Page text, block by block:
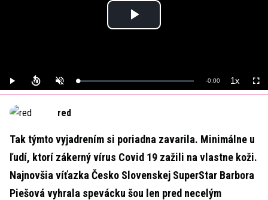
Play
Play UnmuteLoaded:
0%
Remaining
-0:00 1xPlayback
Rate
red
Tak týmto vyjadrením si poriadna zavarila. Minimálne u
ľudí, ktorí zákerný vírus Covid 19 zažili na vlastne koži.
Najnovšia víťazka Česko Slovenskej SuperStar Barbora
Piešová vyhrala spevácku šou len pred necelým